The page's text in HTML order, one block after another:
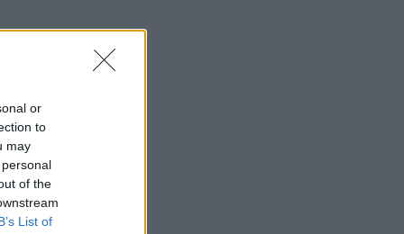
or
to
may
of the
List of